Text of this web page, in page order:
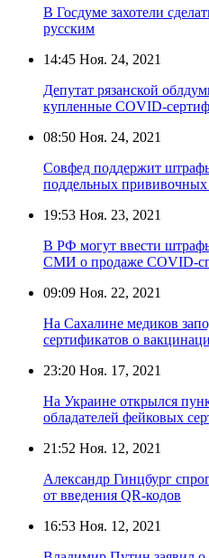
В Госдуме захотели
русским
14:45 Ноя. 24, 2021
Депутат рязанской
купленные COVID-
08:50 Ноя. 24, 2021
Совфед поддержит
поддельных прививочных
19:53 Ноя. 23, 2021
В РФ могут ввести
СМИ о продаже COVID-
09:09 Ноя. 22, 2021
На Сахалине медиков
сертификатов о
23:20 Ноя. 17, 2021
На Украине открылся
обладателей фейковых
21:52 Ноя. 12, 2021
Александр Гинцбург
от введения QR-кодов
16:53 Ноя. 12, 2021